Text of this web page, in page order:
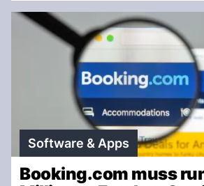
Software & Apps
Booking.com muss